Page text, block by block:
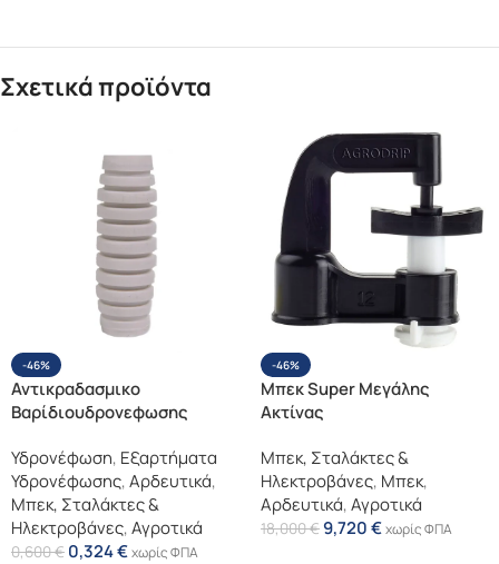
Σχετικά προϊόντα
-46%
Αντικραδασμικο
Βαρίδιουδρονεφωσης
Υδρονέφωση, Εξαρτήματα
Υδρονέφωσης,Αρδευτικά,
Μπεκ, Σταλάκτες &
Ηλεκτροβάνες,Αγροτικά
0,600€ 0,324€χωρίς ΦΠΑ
-46%
Μπεκ Super Μεγάλης
Ακτίνας
Μπεκ, Σταλάκτες &
Ηλεκτροβάνες, Μπεκ,
Αρδευτικά,Αγροτικά
18,000€9,720€χωρίς ΦΠΑ